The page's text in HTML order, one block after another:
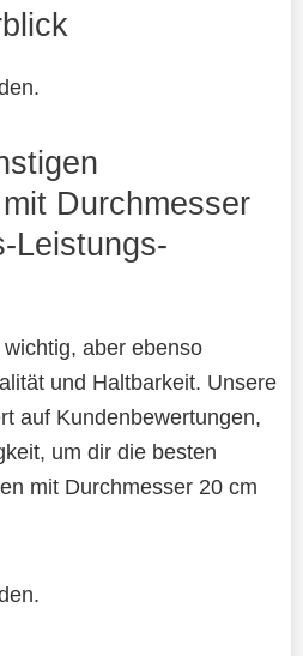
Durchmesser
Leistungs-
aber ebenso
und Haltbarkeit. Unsere
auf Kundenbewertungen,
um dir die besten
mit Durchmesser 20 cm